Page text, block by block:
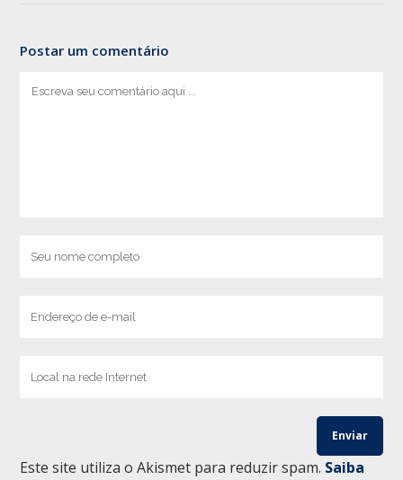
Postar um comentário
Este site utiliza o Akismet para reduzir spam. Saiba